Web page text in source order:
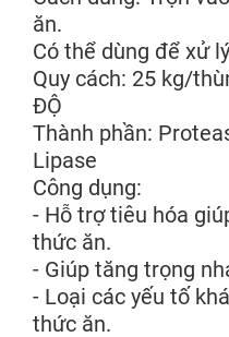
ăn.
Có thể dùng để xử
Quy cách: 25 kg/
ĐỘ
Thành phần:
Lipase
Công dụng:
- Hỗ trợ tiêu hóa
thức ăn.
- Giúp tăng trọng
- Loại các yếu tố
thức ăn.